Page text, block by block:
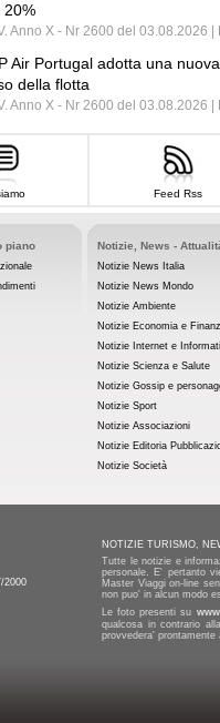
20%
Anno X - Nr 2600 del 03.08.2026 |
Air Portugal adotta una
della flotta
Anno X - Nr 2600 del 03.08.2026
Feed Rss
piano Notizie, News -
Notizie News Italia
Notizie News Mondo
Notizie Ambiente
Notizie Economia e
Notizie Internet e
Notizie Scienza e Salute
Notizie Gossip e
Notizie Sport
Notizie Associazioni
Notizie Editoria
Notizie Società
2000
NOTIZIE TURISMO,
Tutte le notizie e
personale. E' pertanto
Master Viaggi on-line
non puo' in alcun modo
Le foto presenti su
qualcosa in contrario
provvedera'